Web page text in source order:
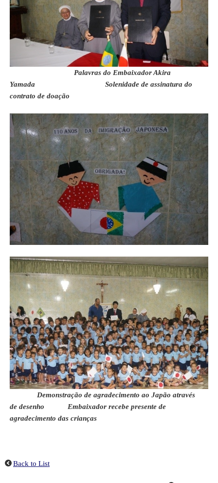
Palavras do Embaixador Akira
Yamada Solenidade de assinatura do
contrato de doação
Demonstração de agradecimento ao Japão através
de desenho Embaixador recebe presente de
agradecimento das crianças
Back to List